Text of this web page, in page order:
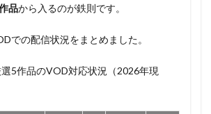
品から入るのが鉄則です。
での配信状況をまとめました。
5作品のVOD対応状況（2026年現